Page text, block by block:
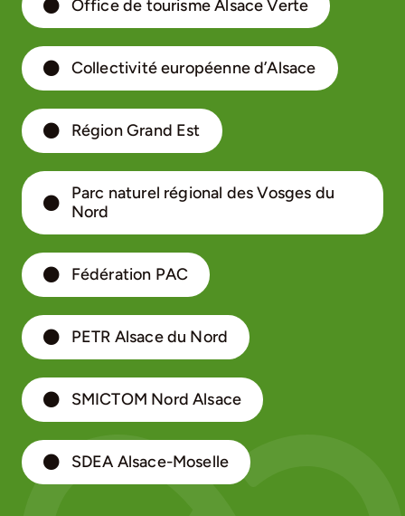
Office de tourisme Alsace Verte
Collectivité européenne d’Alsace
Région Grand Est
Parc naturel régional des Vosges du
Nord
Fédération PAC
PETR Alsace du Nord
SMICTOM Nord Alsace
SDEA Alsace-Moselle